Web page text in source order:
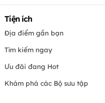
Tiện ích
Địa điểm gần bạn
Tìm kiếm ngay
Ưu đãi đang Hot
Khám phá các Bộ sưu tập